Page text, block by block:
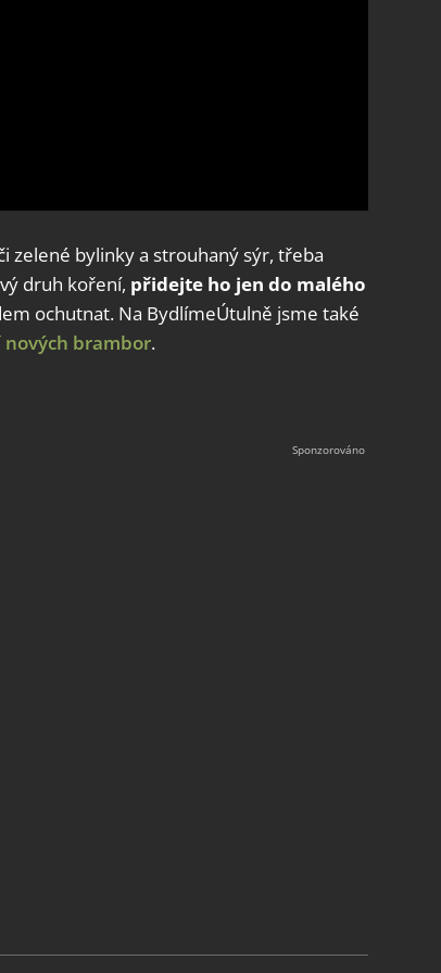
zelené bylinky a strouhaný sýr, třeba
druh koření, přidejte ho jen do malého
ochutnat. Na BydlímeÚtulně jsme také
nových brambor.